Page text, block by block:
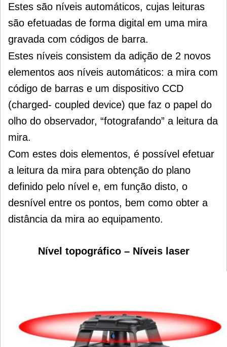
Estes são níveis automáticos, cujas leituras
são efetuadas de forma digital em uma mira
gravada com códigos de barra.
Estes níveis consistem da adição de 2 novos
elementos aos níveis automáticos: a mira com
código de barras e um dispositivo CCD
(charged- coupled device) que faz o papel do
olho do observador, “fotografando” a leitura da
mira.
Com estes dois elementos, é possível efetuar
a leitura da mira para obtenção do plano
definido pelo nível e, em função disto, o
desnível entre os pontos, bem como obter a
distância da mira ao equipamento.
Nível topográfico – Níveis laser